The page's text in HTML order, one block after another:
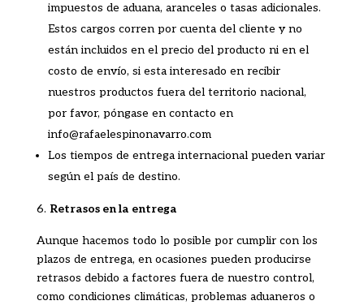
impuestos de aduana, aranceles o tasas adicionales.
Estos cargos corren por cuenta del cliente y no
están incluidos en el precio del producto ni en el
costo de envío, si esta interesado en recibir
nuestros productos fuera del territorio nacional,
por favor, póngase en contacto en
info@rafaelespinonavarro.com
Los tiempos de entrega internacional pueden variar
según el país de destino.
Retrasos en la entrega
Aunque hacemos todo lo posible por cumplir con los
plazos de entrega, en ocasiones pueden producirse
retrasos debido a factores fuera de nuestro control,
como condiciones climáticas, problemas aduaneros o